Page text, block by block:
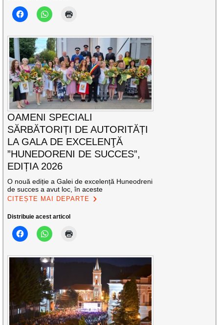
OAMENI SPECIALI
SĂRBĂTORIȚI DE AUTORITĂȚI
LA GALA DE EXCELENŢĂ
”HUNEDORENI DE SUCCES”,
EDIȚIA 2026
O nouă ediție a Galei de excelență Huneodreni
de succes a avut loc, în aceste
CITEȘTE MAI DEPARTE
Distribuie acest articol